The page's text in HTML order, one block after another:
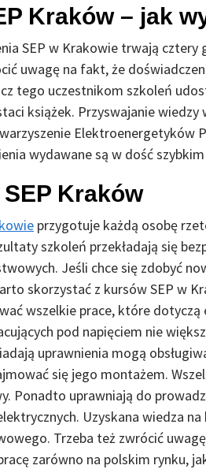
Kraków – jak
SEP w Krakowie trwają
uwagę na fakt, że
tego uczestnikom szkoleń
książek. Przyswajanie
Elektroenergetyków
wydawane są w dość
Kraków
przygotuje każdą osobę
szkoleń przekładają się
Jeśli chce się zdobyć
skorzystać z kursów SEP w
wszelkie prace, które
pod napięciem nie
uprawnienia mogą
się jego montażem.
Ponadto uprawniają do
Uzyskana wiedza
Trzeba też zwrócić
zarówno na polskim rynku,